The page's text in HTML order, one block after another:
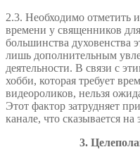
2.3. Необходимо отметить
времени у священников
большинства духовенства
лишь дополнительным
деятельности. В связи с
хобби, которая требует
видеороликов, нельзя
Этот фактор затрудняет
канале, что сказывается
3.